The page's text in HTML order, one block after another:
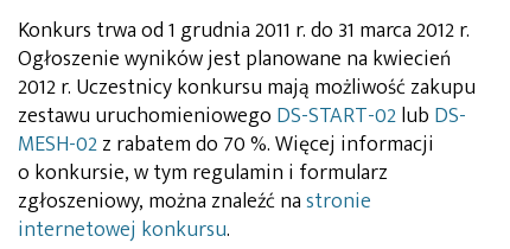
Konkurs trwa od 1 grudnia 2011 r. do 31 marca 2012 r.
Ogłoszenie wyników jest planowane na kwiecień
2012 r. Uczestnicy konkursu mają możliwość zakupu
zestawu uruchomieniowego DS-START-02lub DS-
MESH-02z rabatem do 70 %. Więcej informacji
o konkursie, w tym regulamin i formularz
zgłoszeniowy, można znaleźć nastronie
internetowej konkursu.